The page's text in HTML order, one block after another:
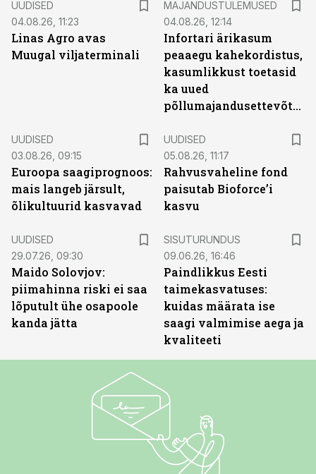
UUDISED
04.08.26, 11:23
Linas Agro avas
Muugal viljaterminali
MAJANDUSTULEMUSED
04.08.26, 12:14
Infortari ärikasum
peaaegu kahekordistus,
kasumlikkust toetasid
ka uued
põllumajandusettevõtted
UUDISED
03.08.26, 09:15
Euroopa saagiprognoos:
mais langeb järsult,
õlikultuurid kasvavad
UUDISED
05.08.26, 11:17
Rahvusvaheline fond
paisutab Bioforce’i
kasvu
UUDISED
29.07.26, 09:30
Maido Solovjov:
piimahinna riski ei saa
lõputult ühe osapoole
kanda jätta
SISUTURUNDUS
09.06.26, 16:46
Paindlikkus Eesti
taimekasvatuses:
kuidas määrata ise
saagi valmimise aega ja
kvaliteeti